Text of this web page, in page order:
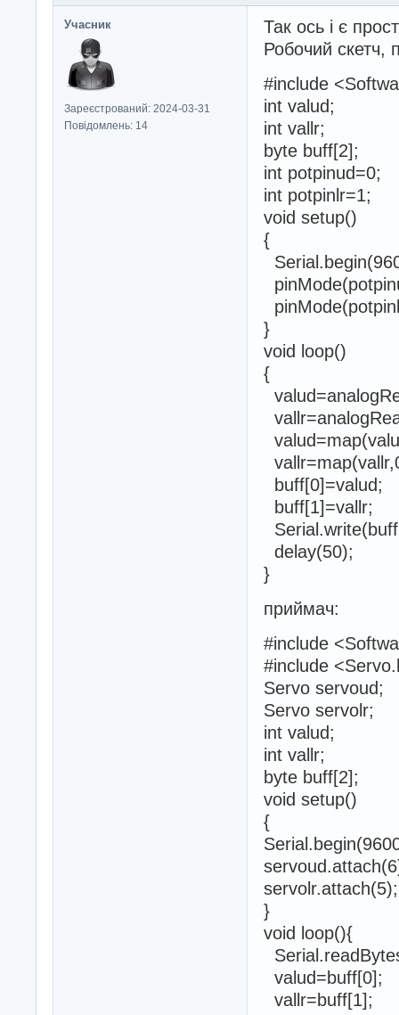
Учасник
Зареєстрований: 2024-03-31
Повідомлень: 14
Так ось і є
Робочий скетч,
#include
int valud;
int vallr;
byte buff[2];
int potpinud=0;
int potpinlr=1;
void setup()
{
}
void loop()
{
buff[0]=valud;
buff[1]=vallr;
delay(50);
}
приймач:
#include
#include
Servo servoud;
Servo servolr;
int valud;
int vallr;
byte buff[2];
void setup()
{
servolr.attach(5);
}
void loop(){
valud=buff[0];
vallr=buff[1];